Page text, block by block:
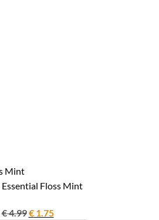
Floss Mint
€4.99Oorspronkelijke
€1.75Huidige